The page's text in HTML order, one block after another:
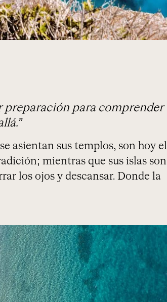
preparación para comprender
asientan sus templos, son hoy el
mientras que sus islas son
los ojos y descansar. Donde la